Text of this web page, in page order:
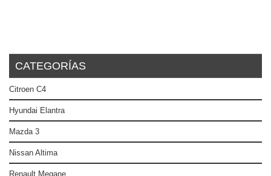
CATEGORÍAS
Citroen C4
Hyundai Elantra
Mazda 3
Nissan Altima
Renault Megane